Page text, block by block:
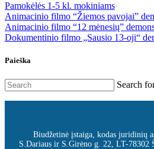
Pamokėlės 1-5 kl. mokiniams
Animacinio filmo “Žiemos pavojai”
Animacinio filmo “12 mėnesių”
Dokumentinio filmo „Sausio 13-oji“
Paieška
Search
Biudžetinė įstaiga, kodas juridinių
S.Dariaus ir S.Girėno g. 22, LT-78302